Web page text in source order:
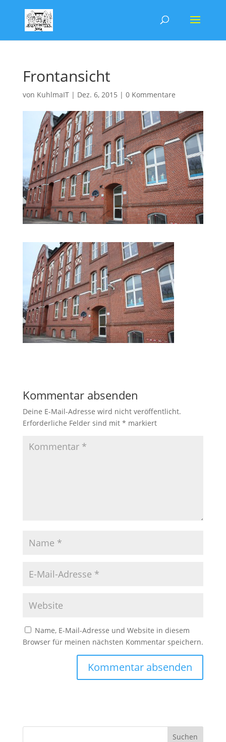
Frontansicht
von KuhlmaIT| Dez. 6, 2015 | 0 Kommentare
Kommentar absenden
Deine E-Mail-Adresse wird nicht veröffentlicht.
Erforderliche Felder sind mit * markiert
Name, E-Mail-Adresse und Website in diesem
Browser für meinen nächsten Kommentar speichern.